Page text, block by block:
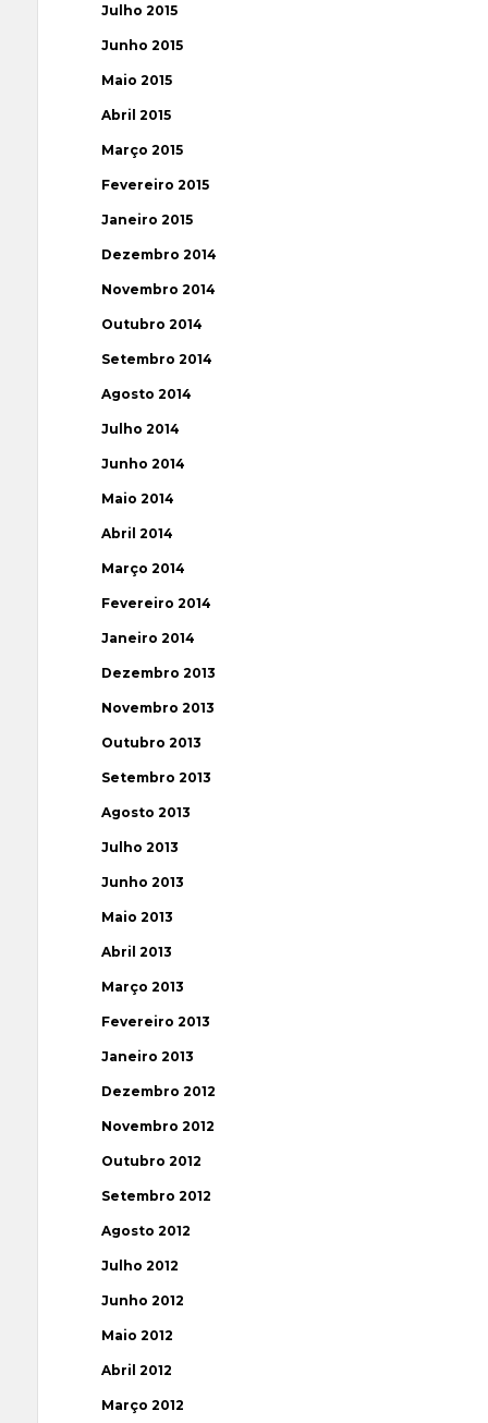
Julho 2015
Junho 2015
Maio 2015
Abril 2015
Março 2015
Fevereiro 2015
Janeiro 2015
Dezembro 2014
Novembro 2014
Outubro 2014
Setembro 2014
Agosto 2014
Julho 2014
Junho 2014
Maio 2014
Abril 2014
Março 2014
Fevereiro 2014
Janeiro 2014
Dezembro 2013
Novembro 2013
Outubro 2013
Setembro 2013
Agosto 2013
Julho 2013
Junho 2013
Maio 2013
Abril 2013
Março 2013
Fevereiro 2013
Janeiro 2013
Dezembro 2012
Novembro 2012
Outubro 2012
Setembro 2012
Agosto 2012
Julho 2012
Junho 2012
Maio 2012
Abril 2012
Março 2012